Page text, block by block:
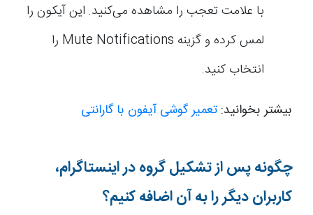
با علامت تعجب را مشاهده می‌کنید. این آیکون را
لمس کرده و گزینه Mute Notifications را
انتخاب کنید.
بیشتر بخوانید: تعمیر گوشی آیفون با گارانتی
چگونه پس از تشکیل گروه در اینستاگرام،
کاربران دیگر را به آن اضافه کنیم؟